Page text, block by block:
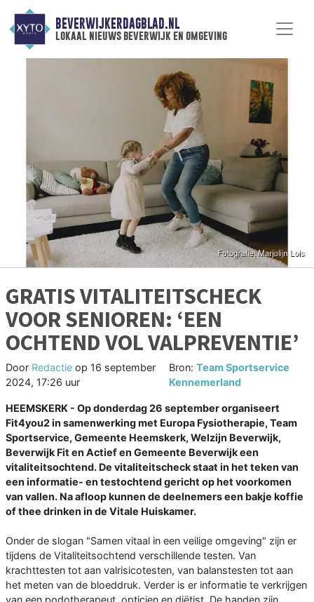
BEVERWIJKERDAGBLAD.NL
lokaal nieuws beverwijk en omgeving
GRATIS VITALITEITSCHECK
VOOR SENIOREN: ‘EEN
OCHTEND VOL VALPREVENTIE’
Door Redactie op 16 september
2024, 17:26 uur
Bron: Team Sportservice
Kennemerland
HEEMSKERK - Op donderdag 26 september organiseert
Fit4you2 in samenwerking met Europa Fysiotherapie, Team
Sportservice, Gemeente Heemskerk, Welzijn Beverwijk,
Beverwijk Fit en Actief en Gemeente Beverwijk een
vitaliteitsochtend. De vitaliteitscheck staat in het teken van
een informatie- en testochtend gericht op het voorkomen
van vallen. Na afloop kunnen de deelnemers een bakje koffie
of thee drinken in de Vitale Huiskamer.
Onder de slogan "Samen vitaal in een veilige omgeving" zijn er
tijdens de Vitaliteitsochtend verschillende testen. Van
krachttesten tot aan valrisicotesten, van balanstesten tot aan
het meten van de bloeddruk. Verder is er informatie te verkrijgen
van een podotherapeut, opticien en diëtist. De handen zijn